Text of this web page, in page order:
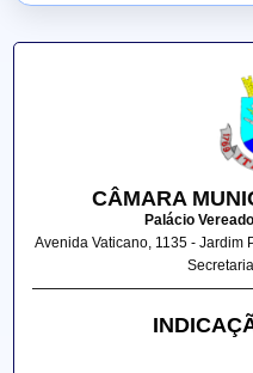
CÂMARA
Palácio
Avenida Vaticano, 1135 - Jardim